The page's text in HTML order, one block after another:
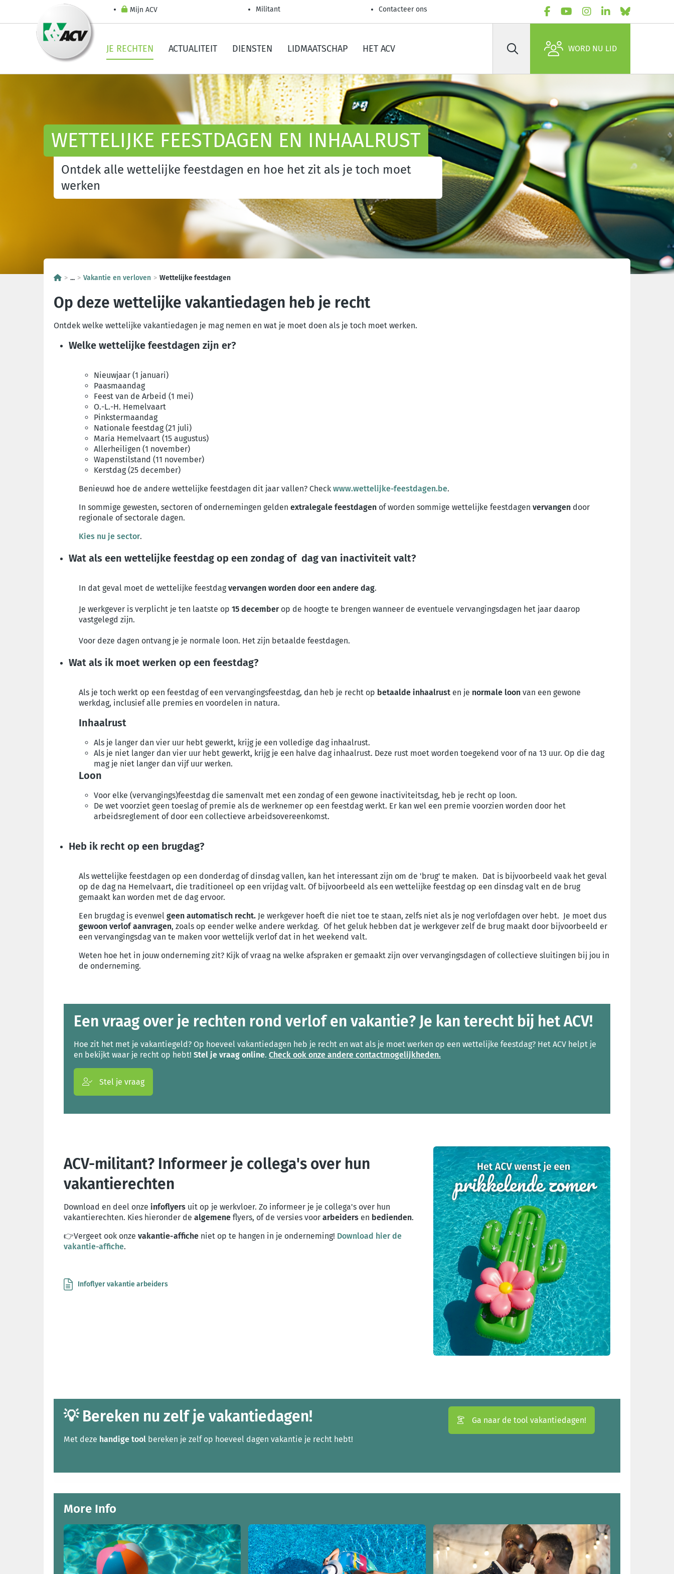
Mijn ACV Militant Contacteer ons
JE RECHTEN ACTUALITEIT DIENSTEN LIDMAATSCHAP HET ACV Zoek WORD NU LID
WETTELIJKE FEESTDAGEN EN INHAALRUST
Ontdek alle wettelijke feestdagen en hoe het zit als je toch moet
werken
... Vakantie en verloven Wettelijke feestdagen
Op deze wettelijke vakantiedagen heb je recht
Ontdek welke wettelijke vakantiedagen je mag nemen en wat je moet doen als je toch moet werken.
Welke wettelijke feestdagen zijn er?
Nieuwjaar (1 januari)
Paasmaandag
Feest van de Arbeid (1 mei)
O.-L.-H. Hemelvaart
Pinkstermaandag
Nationale feestdag (21 juli)
Maria Hemelvaart (15 augustus)
Allerheiligen (1 november)
Wapenstilstand (11 november)
Kerstdag (25 december)
Benieuwd hoe de andere wettelijke feestdagen dit jaar vallen? Check www.wettelijke-feestdagen.be.
In sommige gewesten, sectoren of ondernemingen gelden extralegale feestdagen of worden sommige wettelijke feestdagen vervangen door
regionale of sectorale dagen.
Kies nu je sector.
Wat als een wettelijke feestdag op een zondag of dag van inactiviteit valt?
In dat geval moet de wettelijke feestdagvervangen worden door een andere dag.
Je werkgever is verplicht je ten laatste op 15 decemberop de hoogte te brengen wanneer de eventuele vervangingsdagen het jaar daarop
vastgelegd zijn.
Voor deze dagen ontvang je je normale loon. Het zijn betaalde feestdagen.
Wat als ik moet werken op een feestdag?
Als je toch werkt op een feestdag of een vervangingsfeestdag, dan heb je recht op betaalde inhaalrust en je normale loon van een gewone
werkdag, inclusief alle premies en voordelen in natura.
Inhaalrust
Als je langer dan vier uur hebt gewerkt, krijg je een volledige dag inhaalrust.
Als je niet langer dan vier uur hebt gewerkt, krijg je een halve dag inhaalrust. Deze rust moet worden toegekend voor of na 13 uur. Op die dag
mag je niet langer dan vijf uur werken.
Loon
Voor elke (vervangings)feestdag die samenvalt met een zondag of een gewone inactiviteitsdag, heb je recht op loon.
De wet voorziet geen toeslag of premie als de werknemer op een feestdag werkt. Er kan wel een premie voorzien worden door het
arbeidsreglement of door een collectieve arbeidsovereenkomst.
Heb ik recht op een brugdag?
Als wettelijke feestdagen op een donderdag of dinsdag vallen, kan het interessant zijn om de 'brug' te maken. Dat is bijvoorbeeld vaak het geval
op de dag na Hemelvaart, die traditioneel op een vrijdag valt. Of bijvoorbeeld als een wettelijke feestdag op een dinsdag valt en de brug
gemaakt kan worden met de dag ervoor.
Een brugdag is evenwel geen automatisch recht. Je werkgever hoeft die niet toe te staan, zelfs niet als je nog verlofdagen over hebt. Je moet dus
gewoon verlof aanvragen, zoals op eender welke andere werkdag. Of het geluk hebben dat je werkgever zelf de brug maakt door bijvoorbeeld er
een vervangingsdag van te maken voor wettelijk verlof dat in het weekend valt.
Weten hoe het in jouw onderneming zit? Kijk of vraag na welke afspraken er gemaakt zijn over vervangingsdagen of collectieve sluitingen bij jou in
de onderneming.
Een vraag over je rechten rond verlof en vakantie? Je kan terecht bij het ACV!
Hoe zit het met je vakantiegeld? Op hoeveel vakantiedagen heb je recht en wat als je moet werken op een wettelijke feestdag? Het ACV helpt je
en bekijkt waar je recht op hebt! Stel je vraag online. Check ook onze andere contactmogelijkheden.
Stel je vraag
ACV-militant? Informeer je collega's over hun
vakantierechten
Download en deel onze infoflyers uit op je werkvloer. Zo informeer je je collega's over hun
vakantierechten. Kies hieronder de algemene flyers, of de versies voor arbeiders en bedienden.
👉Vergeet ook onze vakantie-affiche niet op te hangen in je onderneming! Download hier de
vakantie-affiche.
Infoflyer vakantie arbeiders
💡Bereken nu zelf je vakantiedagen!
Met deze handige tool bereken je zelf op hoeveel dagen vakantie je recht hebt!
Ga naar de tool vakantiedagen!
More Info